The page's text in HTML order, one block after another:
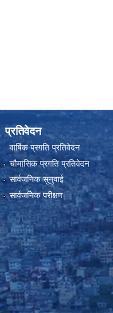
प्रतिवेदन
वार्षिक प्रगति प्रतिवेदन
चौमासिक प्रगति प्रतिवेदन
सार्वजनिक सुनुवाई
सार्वजनिक परीक्षण